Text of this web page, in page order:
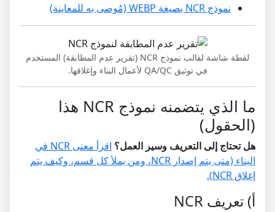
نموذج NCR بصيغة WEBP (مُوصى به للمعاينة)
لقطة شاشة لقالب نموذج NCR (تقرير عدم المطابقة) المستخدم
في توثيق QA/QC لأعمال البناء وإغلاقها.
ما الذي يتضمنه نموذج NCR هذا
(الحقول)
هل تحتاج إلى التعريف وسير العمل؟
اقرأ معنى NCR في
البناء (متى يتم إصدار NCR، ومن يملأ كل قسم، وكيف يتم
إغلاق NCR).
أ) تعريف NCR